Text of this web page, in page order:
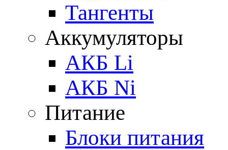
Тангенты
Аккумуляторы
АКБ Li
АКБ Ni
Питание
Блоки питания